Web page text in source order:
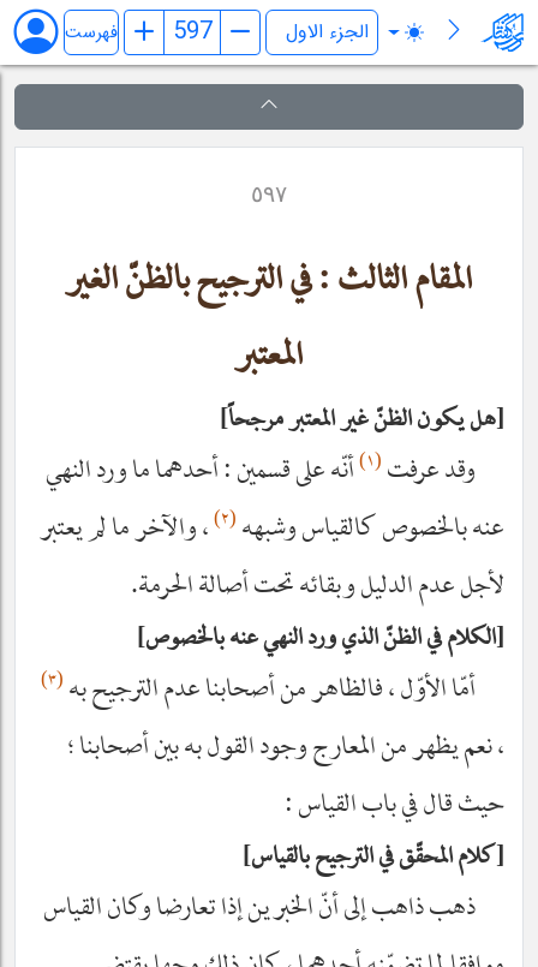
فرائد الاصول (رسائل) فهرست
٥٩٧
المقام الثالث : في الترجيح بالظنّ الغير
المعتبر
هل يكون الظنّ غير المعتبر مرجحاً
وقد عرفت(١) أنّه على قسمين : أحدهما ما ورد النهي
عنه بالخصوص كالقياس وشبهه(٢) ، والآخر ما لم يعتبر
لأجل عدم الدليل وبقائه تحت أصالة الحرمة.
الكلام في الظنّ الذي ورد النهي عنه بالخصوص
أمّا الأوّل ، فالظاهر من أصحابنا عدم الترجيح به(٣)
، نعم يظهر من المعارج وجود القول به بين أصحابنا ؛
حيث قال في باب القياس :
كلام المحقّق في الترجيح بالقياس
ذهب ذاهب إلى أنّ الخبرين إذا تعارضا وكان القياس